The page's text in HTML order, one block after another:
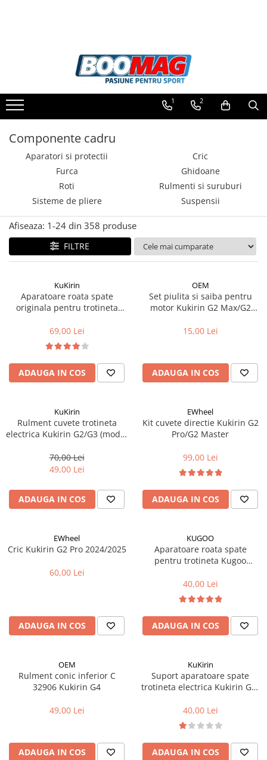
Biciclete copii
Biciclete mountain bike (MTB)
Biciclete electrice
Biciclete de oras
Biciclete pliabile
Biciclete de trekking
Biciclete Cursiere, Cyclocross
si Gravel
Accesorii biciclete
Scaun bicicleta copii
Chei si scule bicicleta
Portbagaj bicicleta
Antifurt bicicleta
Cosuri bicicleta
Produse intretinere bicicleta
Accesorii biciclete copii
Bidoane si suporti bicicleta
Oglinzi bicicleta
Aparatori noroi bicicleta
Suport bicicleta
Lumini bicicleta
Piese biciclete
Anvelopa bicicleta
Pinioane
Urechi cadru bicicleta
Ghidoane bicicleta
1 2
Componente cadru
Aparatori si protectii
Cric
Furca
Ghidoane
Roti
Rulmenti si suruburi
Sisteme de pliere
Suspensii
Afiseaza: 1-24 din 358 produse
FILTRE
KuKirin
Aparatoare roata spate
originala pentru trotineta
69,00 Lei
ADAUGA IN COS
OEM
Set piulita si saiba pentru
motor Kukirin G2 Max/G2
15,00 Lei
ADAUGA IN COS
KuKirin
Rulment cuvete trotineta
electrica Kukirin G2/G3 (model
70,00 Lei
49,00 Lei
ADAUGA IN COS
EWheel
Kit cuvete directie Kukirin G2
Pro/G2 Master
99,00 Lei
ADAUGA IN COS
EWheel
Cric Kukirin G2 Pro 2024/2025
60,00 Lei
ADAUGA IN COS
KUGOO
Aparatoare roata spate
pentru trotineta Kugoo
40,00 Lei
ADAUGA IN COS
OEM
Rulment conic inferior C
32906 Kukirin G4
49,00 Lei
ADAUGA IN COS
KuKirin
Suport aparatoare spate
trotineta electrica Kukirin G2-
40,00 Lei
ADAUGA IN COS